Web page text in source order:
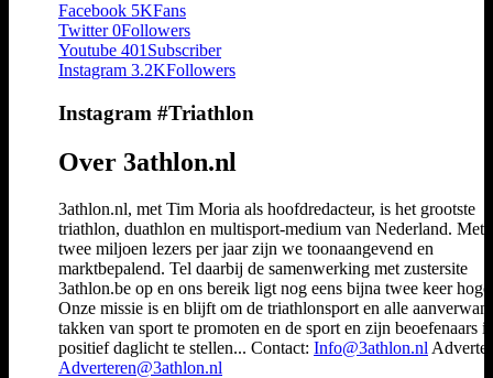
Facebook 5KFans
Twitter 0Followers
Youtube 401 Subscriber
Instagram 3.2KFollowers
Instagram #Triathlon
Over 3athlon.nl
3athlon.nl, met Tim Moria als hoofdredacteur, is het grootste
triathlon, duathlon en multisport-medium van Nederland. Met
twee miljoen lezers per jaar zijn we toonaangevend en
marktbepalend. Tel daarbij de samenwerking met zustersite
3athlon.be op en ons bereik ligt nog eens bijna twee keer
Onze missie is en blijft om de triathlonsport en alle
takken van sport te promoten en de sport en zijn beoefenaars
positief daglicht te stellen... Contact: Info@3athlon.nl
Adverteren@3athlon.nl